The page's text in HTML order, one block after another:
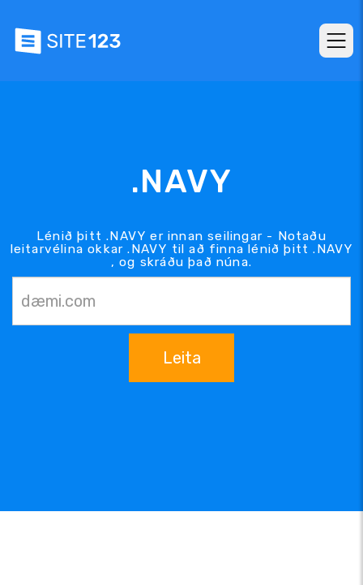
.NAVY
Lénið þitt .NAVY er innan seilingar - Notaðu
leitarvélina okkar .NAVY til að finna lénið þitt .NAVY
, og skráðu það núna.
Leita